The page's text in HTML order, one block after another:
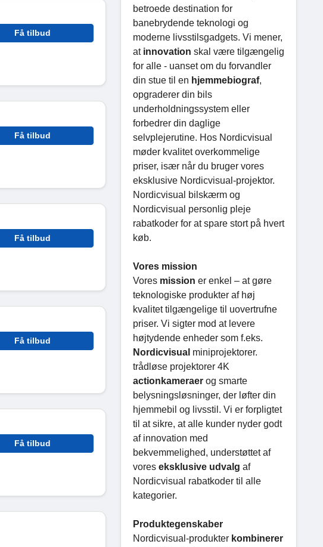
Få tilbud
Få tilbud
Få tilbud
Få tilbud
Få tilbud
betroede destination for
banebrydende teknologi og
moderne livsstilsgadgets. Vi mener,
at innovation skal være tilgængelig
for alle - uanset om du forvandler
din stue til en hjemmebiograf,
opgraderer din bils
underholdningssystem eller
forbedrer din daglige
selvplejerutine. Hos Nordicvisual
møder kvalitet overkommelige
priser, især når du bruger vores
eksklusive Nordicvisual-projektor.
Nordicvisual bilskærm og
Nordicvisual personlig pleje
rabatkoder for at spare stort på hvert
køb.
Vores mission
Vores mission er enkel – at gøre
teknologiske produkter af høj
kvalitet tilgængelige til uovertrufne
priser. Vi sigter mod at levere
højtydende enheder som f.eks.
Nordicvisual miniprojektorer.
trådløse projektorer 4K
actionkameraer og smarte
belysningsløsninger, der løfter din
hjemmebil og livsstil. Vi er forpligtet
til at sikre, at alle kunder nyder godt
af innovation med
bekvemmelighed, understøttet af
vores eksklusive udvalg af
Nordicvisual rabatkoder til alle
kategorier.
Produktegenskaber
Nordicvisual-produkter kombinerer